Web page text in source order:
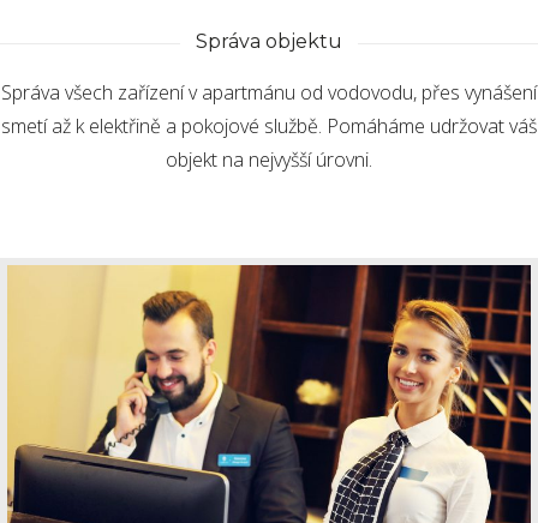
Správa objektu
Správa všech zařízení v apartmánu od vodovodu, přes vynášení
smetí až k elektřině a pokojové službě. Pomáháme udržovat váš
objekt na nejvyšší úrovni.